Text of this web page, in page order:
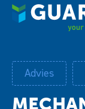
Producten
Systemen
Advies